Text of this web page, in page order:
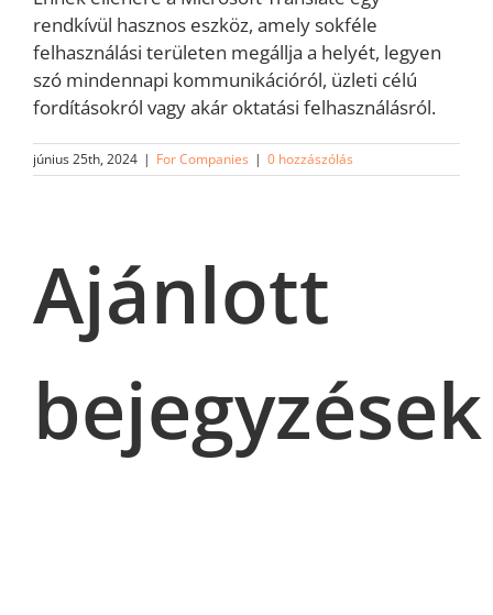
rendkívül hasznos eszköz, amely sokféle
felhasználási területen megállja a helyét, legyen
szó mindennapi kommunikációról, üzleti célú
fordításokról vagy akár oktatási felhasználásról.
június 25th, 2024 | For Companies | 0 hozzászólás
Ajánlott
bejegyzések